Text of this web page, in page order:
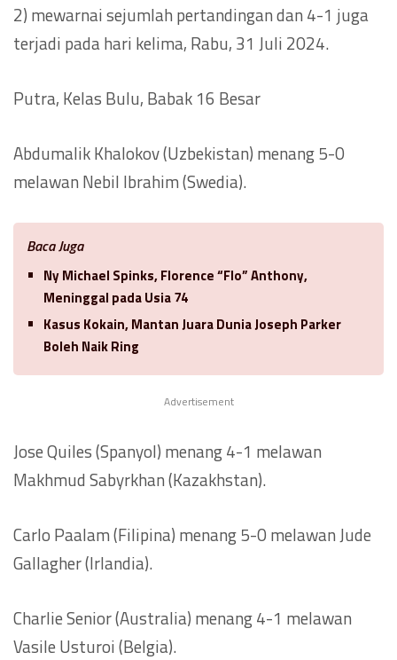
2) mewarnai sejumlah pertandingan dan 4-1 juga
terjadi pada hari kelima, Rabu, 31 Juli 2024.
Putra, Kelas Bulu, Babak 16 Besar
Abdumalik Khalokov (Uzbekistan) menang 5-0
melawan Nebil Ibrahim (Swedia).
Baca Juga
Ny Michael Spinks, Florence “Flo” Anthony,
Meninggal pada Usia 74
Kasus Kokain, Mantan Juara Dunia Joseph Parker
Boleh Naik Ring
Advertisement
Jose Quiles (Spanyol) menang 4-1 melawan
Makhmud Sabyrkhan (Kazakhstan).
Carlo Paalam (Filipina) menang 5-0 melawan Jude
Gallagher (Irlandia).
Charlie Senior (Australia) menang 4-1 melawan
Vasile Usturoi (Belgia).